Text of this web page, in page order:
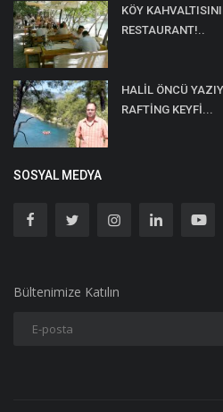
KÖY
RESTAURANT!..
HALİL ÖNCÜ
RAFTİNG KEYFİ...
SOSYAL MEDYA
Bültenimize Katılın